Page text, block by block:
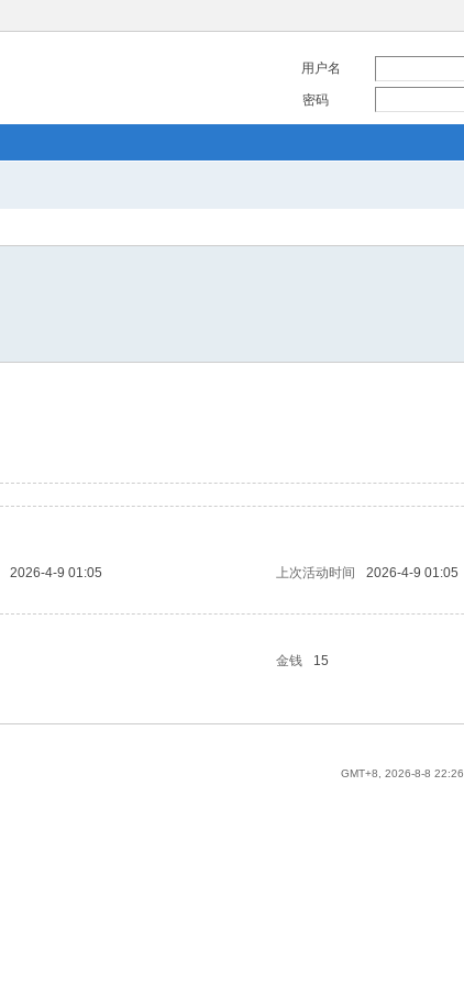
用户名
密码
2026-4-9 01:05 上次活动时间
2026-4-9 01:05
金钱
15
GMT+8, 2026-8-8 22:26